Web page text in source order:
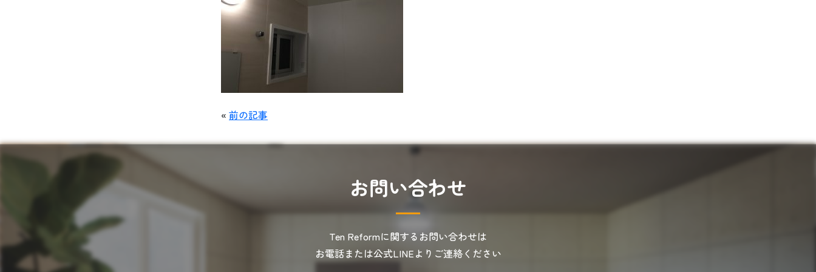
« 前の記事
お問い合わせ
Ten Reformに関するお問い合わせは
お電話または公式LINEより ご連絡ください